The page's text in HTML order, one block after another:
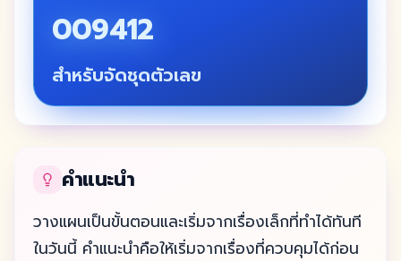
009412
สำหรับจัดชุดตัวเลข
คำแนะนำ
วางแผนเป็นขั้นตอนและเริ่มจากเรื่องเล็กที่ทำได้ทันที
ในวันนี้ คำแนะนำคือให้เริ่มจากเรื่องที่ควบคุมได้ก่อน